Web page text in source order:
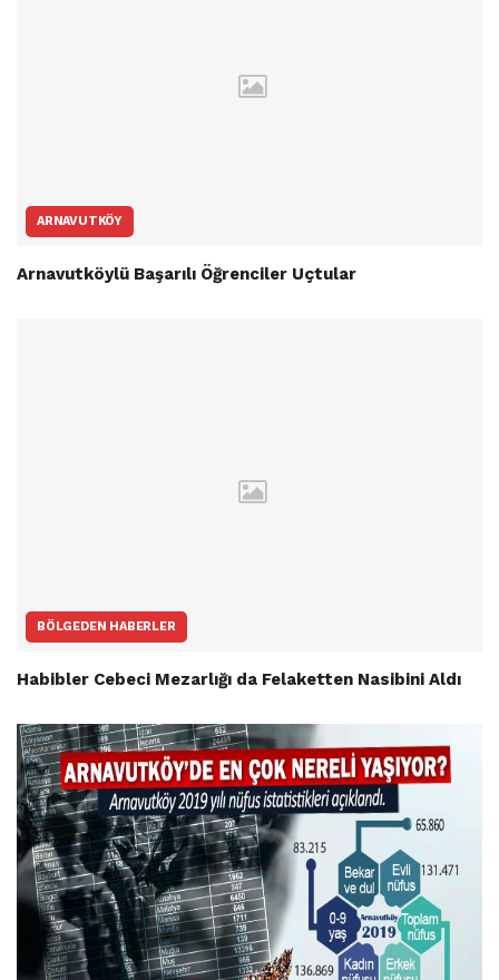
ARNAVUTKÖY
Arnavutköylü Başarılı Öğrenciler Uçtular
BÖLGEDEN HABERLER
Habibler Cebeci Mezarlığı da Felaketten Nasibini Aldı